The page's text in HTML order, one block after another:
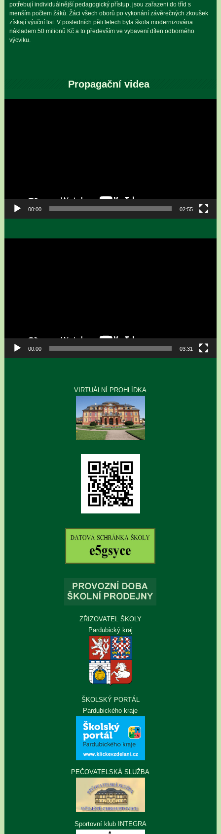
potřebují individuálnější pedagogický přístup, jsou zařazeni do tříd s
menším počtem žáků. Žáci všech oborů po vykonání závěrečných zkoušek
získají výuční list. V posledních pěti letech byla škola modernizována
nákladem 50 milionů Kč a to především ve vybavení dílen odborného
výcviku.
Propagační videa
00:00 02:55
00:00 03:31
VIRTUÁLNÍ PROHLÍDKA
ZŘIZOVATEL ŠKOLY
Pardubický kraj
ŠKOLSKÝ PORTÁL
Pardubického kraje
PEČOVATELSKÁ SLUŽBA
Sportovní klub INTEGRA